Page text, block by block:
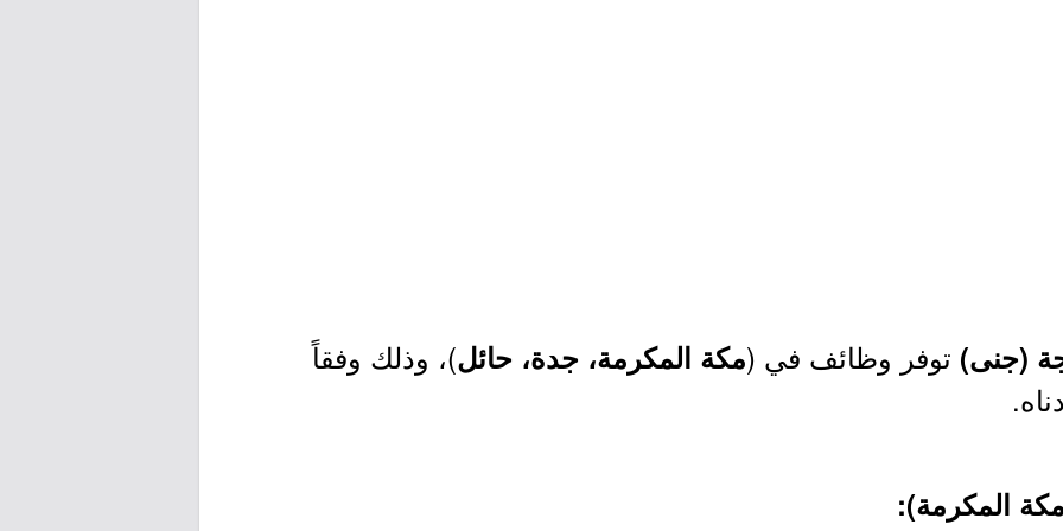
(جنى) توفر وظائف في (مكة المكرمة، جدة، حائل)، وذلك وفقاً